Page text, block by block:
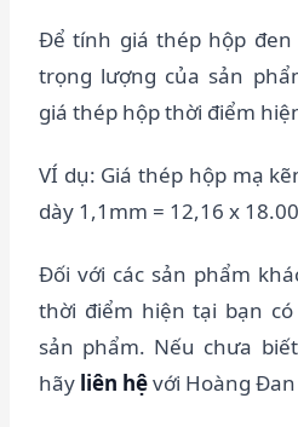
Để tính giá thép hộp
trọng lượng của sản
giá thép hộp thời điểm
VÍ dụ: Giá thép hộp mạ
dày 1,1mm = 12,16 x
Đối với các sản phẩm
thời điểm hiện tại bạn
sản phẩm. Nếu chưa
hãy liên hệvới Hoàng